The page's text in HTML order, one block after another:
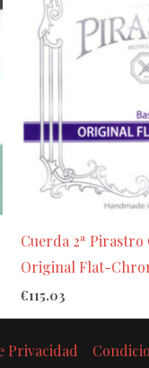
Cuerda 2ª Pirastro
Original Flat-
€115.03
Privacidad